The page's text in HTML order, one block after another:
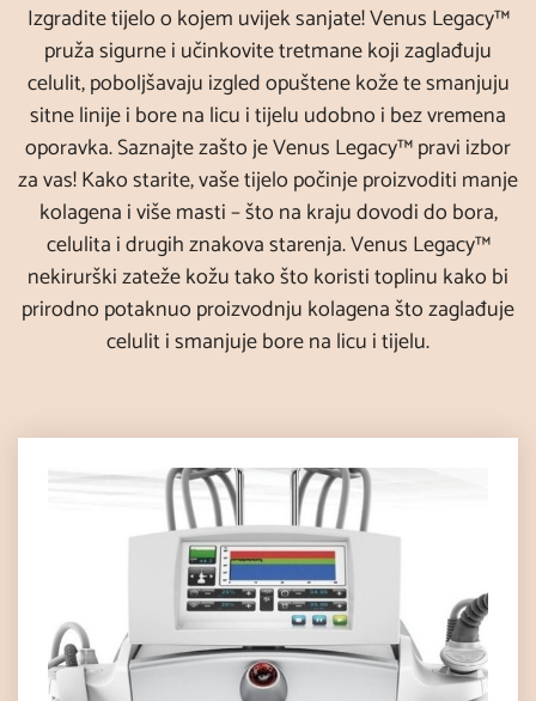
Izgradite tijelo o kojem uvijek sanjate! Venus Legacy™
pruža sigurne i učinkovite tretmane koji zaglađuju
celulit, poboljšavaju izgled opuštene kože te smanjuju
sitne linije i bore na licu i tijelu udobno i bez vremena
oporavka. Saznajte zašto je Venus Legacy™ pravi izbor
za vas! Kako starite, vaše tijelo počinje proizvoditi manje
kolagena i više masti – što na kraju dovodi do bora,
celulita i drugih znakova starenja. Venus Legacy™
nekirurški zateže kožu tako što koristi toplinu kako bi
prirodno potaknuo proizvodnju kolagena što zaglađuje
celulit i smanjuje bore na licu i tijelu.